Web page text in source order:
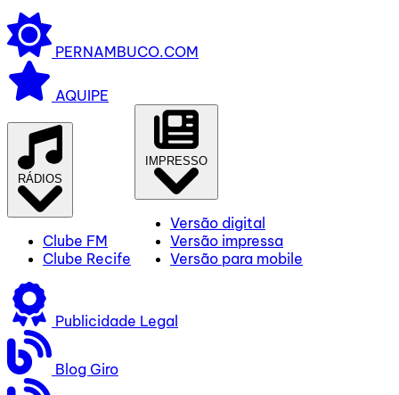
PERNAMBUCO.COM
AQUIPE
RÁDIOS
Clube FM
Clube Recife
IMPRESSO
Versão digital
Versão impressa
Versão para mobile
Publicidade Legal
Blog Giro